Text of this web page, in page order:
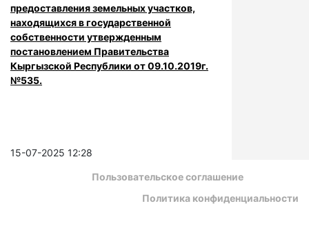
предоставления земельных участков,
находящихся в государственной
собственности утвержденным
постановлением Правительства
Кыргызской Республики от 09.10.2019г.
№535.
15-07-2025 12:28
Пользовательское соглашение
Политика конфиденциальности